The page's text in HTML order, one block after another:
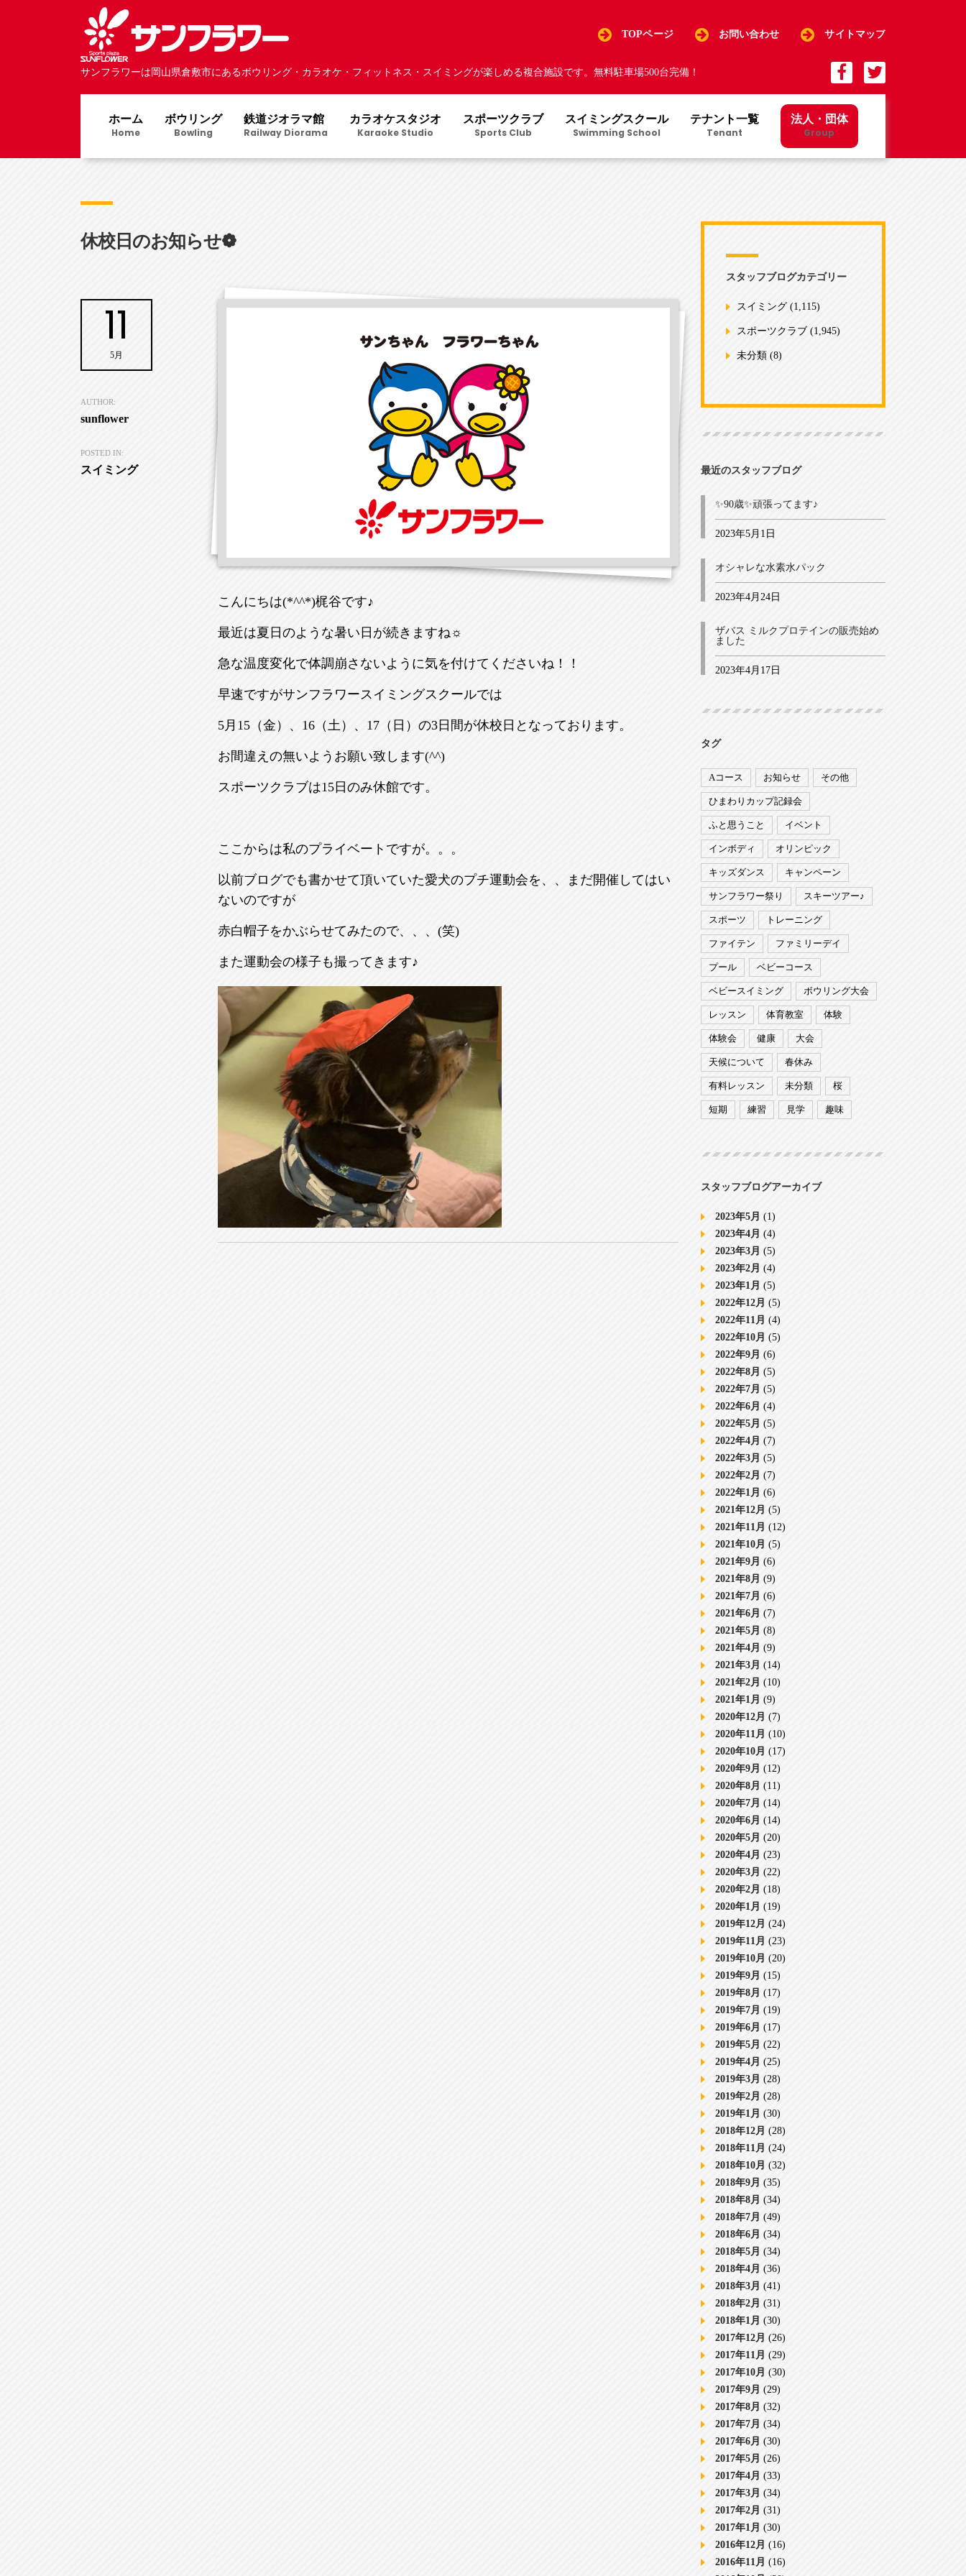
TOPページ お問い合わせ サイトマップ
サンフラワーは岡山県倉敷市にあるボウリング・カラオケ・フィットネス・スイミングが楽しめる複合施設です。無料駐車場500台完備！
ホーム
Home
ボウリング
Bowling
鉄道ジオラマ館
Railway Diorama
カラオケスタジオ
Karaoke Studio
スポーツクラブ
Sports Club
スイミングスクール
Swimming School
テナント一覧
Tenant
法人・団体
Group
休校日のお知らせ❁
11
5月
AUTHOR:
sunflower
POSTED IN:
スイミング
こんにちは(*^^*)梶谷です♪
最近は夏日のような暑い日が続きますね☼
急な温度変化で体調崩さないように気を付けてくださいね！！
早速ですがサンフラワースイミングスクールでは
5月15（金）、16（土）、17（日）の3日間が休校日となっております。
お間違えの無いようお願い致します(^^)
スポーツクラブは15日のみ休館です。
ここからは私のプライベートですが。。。
以前ブログでも書かせて頂いていた愛犬のプチ運動会を、、まだ開催してはい
ないのですが
赤白帽子をかぶらせてみたので、、、(笑)
また運動会の様子も撮ってきます♪
スタッフブログカテゴリー
スイミング(1,115)
スポーツクラブ (1,945)
未分類(8)
最近のスタッフブログ
✨90歳✨頑張ってます♪
2023年5月1日
オシャレな水素水パック
2023年4月24日
ザバス ミルクプロテインの販売始め
ました
2023年4月17日
タグ
Aコース お知らせ その他
ひまわりカップ記録会
ふと思うこと イベント
インボディ オリンピック
キッズダンス キャンペーン
サンフラワー祭り スキーツアー♪
スポーツ トレーニング
ファイテン ファミリーデイ
プール ベビーコース
ベビースイミング ボウリング大会
レッスン 体育教室 体験
体験会 健康 大会
天候について 春休み
有料レッスン 未分類 桜
短期 練習 見学 趣味
スタッフブログアーカイブ
2023年5月 (1)
2023年4月 (4)
2023年3月 (5)
2023年2月 (4)
2023年1月 (5)
2022年12月 (5)
2022年11月 (4)
2022年10月 (5)
2022年9月 (6)
2022年8月 (5)
2022年7月 (5)
2022年6月 (4)
2022年5月 (5)
2022年4月 (7)
2022年3月 (5)
2022年2月 (7)
2022年1月 (6)
2021年12月 (5)
2021年11月 (12)
2021年10月 (5)
2021年9月 (6)
2021年8月 (9)
2021年7月 (6)
2021年6月 (7)
2021年5月 (8)
2021年4月 (9)
2021年3月 (14)
2021年2月 (10)
2021年1月 (9)
2020年12月 (7)
2020年11月 (10)
2020年10月 (17)
2020年9月 (12)
2020年8月 (11)
2020年7月 (14)
2020年6月 (14)
2020年5月 (20)
2020年4月 (23)
2020年3月 (22)
2020年2月 (18)
2020年1月 (19)
2019年12月 (24)
2019年11月 (23)
2019年10月 (20)
2019年9月 (15)
2019年8月 (17)
2019年7月 (19)
2019年6月 (17)
2019年5月 (22)
2019年4月 (25)
2019年3月 (28)
2019年2月 (28)
2019年1月 (30)
2018年12月 (28)
2018年11月 (24)
2018年10月 (32)
2018年9月 (35)
2018年8月 (34)
2018年7月 (49)
2018年6月 (34)
2018年5月 (34)
2018年4月 (36)
2018年3月 (41)
2018年2月 (31)
2018年1月 (30)
2017年12月 (26)
2017年11月 (29)
2017年10月 (30)
2017年9月 (29)
2017年8月 (32)
2017年7月 (34)
2017年6月 (30)
2017年5月 (26)
2017年4月 (33)
2017年3月 (34)
2017年2月 (31)
2017年1月 (30)
2016年12月 (16)
2016年11月 (16)